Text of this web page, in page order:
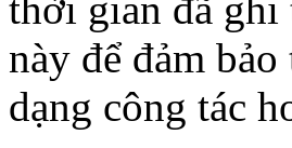
thời gian đã
này để đảm
dạng công tác